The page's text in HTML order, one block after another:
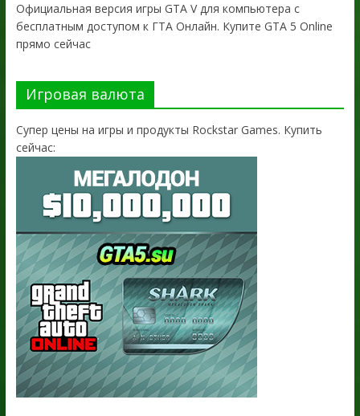
Официальная версия игры GTA V для компьютера с
бесплатным доступом к ГТА Онлайн. Купите GTA 5 Online
прямо сейчас
Игровая валюта
Супер цены на игры и продукты Rockstar Games. Купить
сейчас: